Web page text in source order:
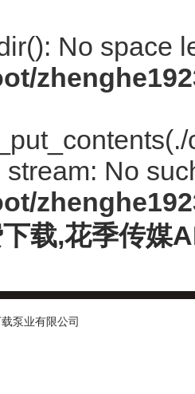
No space
No
载,花季传媒